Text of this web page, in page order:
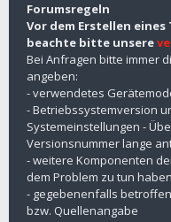
Forumsregeln
Vor dem Erstellen
beachte bitte unsere
Bei Anfragen bitte immer
angeben:
- verwendetes
- Betriebssystemversion
Systemeinstellungen -
Versionsnummer lange
- weitere Komponenten
dem Problem zu tun haben
- gegebenenfalls
bzw. Quellenangabe